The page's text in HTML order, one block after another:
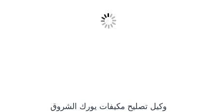
وكيل تصليح مكيفات يورك الشروق